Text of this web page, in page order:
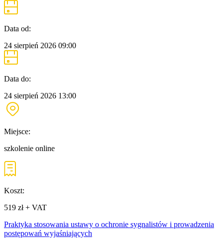
Data od:
24 sierpień 2026 09:00
Data do:
24 sierpień 2026 13:00
Miejsce:
szkolenie online
Koszt:
519 zł + VAT
Praktyka stosowania ustawy o ochronie sygnalistów i prowadzenia
postępowań wyjaśniających